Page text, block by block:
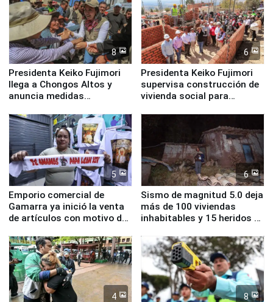
8
Presidenta Keiko Fujimori
llega a Chongos Altos y
anuncia medidas
educación, salud y empleo
6
Presidenta Keiko Fujimori
supervisa construcción de
vivienda social para
5
Emporio comercial de
Gamarra ya inició la venta
de artículos con motivo de
6
Sismo de magnitud 5.0 deja
más de 100 viviendas
inhabitables y 15 heridos en
4 8